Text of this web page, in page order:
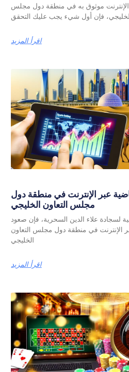
الإنترنت موثوق به في منطقة دول مجلس
فإن أول شيء يجب عليك التحقق
اقرأ المزيد
عبر الإنترنت في منطقة دول
مجلس التعاون الخليجي
لسجادة علاء الدين السحرية، فإن صعود
الإنترنت في منطقة دول مجلس التعاون
الخليجي
اقرأ المزيد